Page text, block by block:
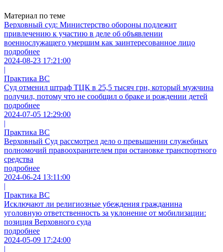
Материал по теме
Верховный суд: Министерство обороны подлежит
привлечению к участию в деле об объявлении
военнослужащего умершим как заинтересованное лицо
подробнее
2024-08-23 17:21:00
|
Практика ВС
Суд отменил штраф ТЦК в 25,5 тысяч грн, который мужчина
получил, потому что не сообщил о браке и рождении детей
подробнее
2024-07-05 12:29:00
|
Практика ВС
Верховный Суд рассмотрел дело о превышении служебных
полномочий правоохранителем при остановке транспортного
средства
подробнее
2024-06-24 13:11:00
|
Практика ВС
Исключают ли религиозные убеждения гражданина
уголовную ответственность за уклонение от мобилизации:
позиция Верховного суда
подробнее
2024-05-09 17:24:00
|